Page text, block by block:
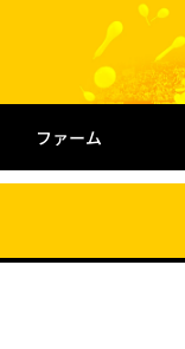
ファーム